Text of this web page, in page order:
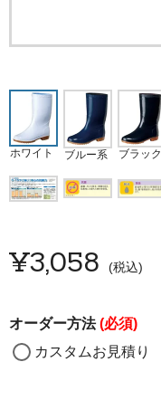
ホワイト ブルー系 ブラック
¥3,058 税込
オーダー方法(必須)
カスタムお見積り